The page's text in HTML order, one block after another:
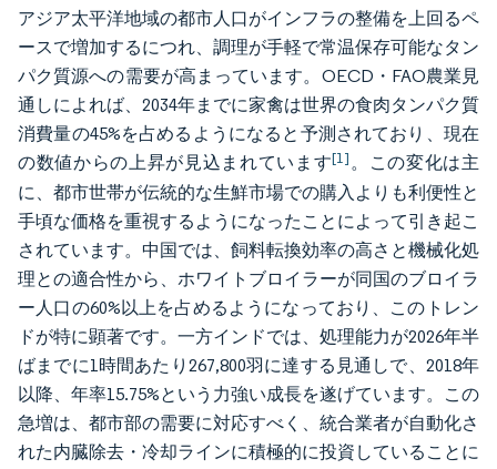
アジア太平洋地域の都市人口がインフラの整備を上回るペ
ースで増加するにつれ、調理が手軽で常温保存可能なタン
パク質源への需要が高まっています。OECD・FAO農業見
通しによれば、2034年までに家禽は世界の食肉タンパク質
消費量の45%を占めるようになると予測されており、現在
の数値からの上昇が見込まれています[1]。この変化は主
に、都市世帯が伝統的な生鮮市場での購入よりも利便性と
手頃な価格を重視するようになったことによって引き起こ
されています。中国では、飼料転換効率の高さと機械化処
理との適合性から、ホワイトブロイラーが同国のブロイラ
ー人口の60%以上を占めるようになっており、このトレン
ドが特に顕著です。一方インドでは、処理能力が2026年半
ばまでに1時間あたり267,800羽に達する見通しで、2018年
以降、年率15.75%という力強い成長を遂げています。この
急増は、都市部の需要に対応すべく、統合業者が自動化さ
れた内臓除去・冷却ラインに積極的に投資していることに